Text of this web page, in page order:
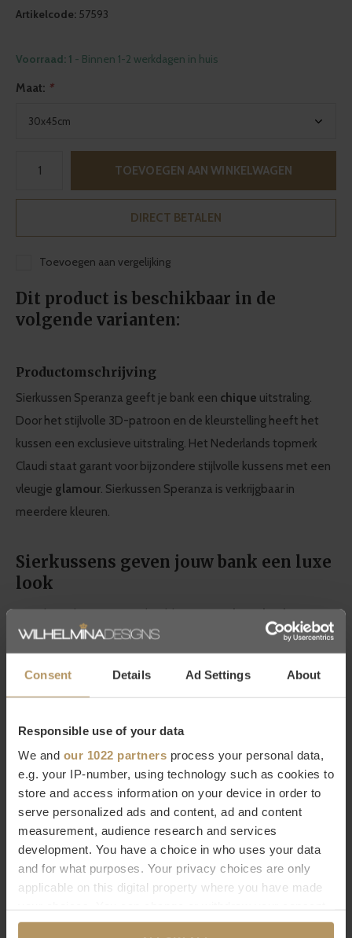
Consent Details Ad Settings About
Responsible use of your data
We and our 1022 partners process your personal data,
e.g. your IP-number, using technology such as cookies to
store and access information on your device in order to
serve personalized ads and content, ad and content
measurement, audience research and services
development. You have a choice in who uses your data
and for what purposes. Your privacy choices are only
applicable on this digital property where you have made
any time from the Cookie Declaration or by clicking on
Artikelcode: 57593
Voorraad: 1 - Binnen 1-2 werkdagen in huis
Maat: *
TOEVOEGEN AAN WINKELWAGEN
DIRECT BETALEN
Toevoegen aan vergelijking
Dit product is beschikbaar in de
volgende varianten:
Productomschrijving
Sierkussen Speranza geeft je bank een chique uitstraling.
Door het stijlvolle 3D-patroon en de kleurstelling heeft het
kussen een exclusieve uitstraling. Het Nederlands topmerk
Claudi staat garant voor bijzondere stijlvolle kussens met een
vleugje glamour. Sierkussen Speranza is verkrijgbaar in
meerdere kleuren.
Sierkussens geven jouw bank een luxe
look
Met de sierkussens van Claudi kun jejouw basic bank een
luxe look geven. Je kunt eindeloos combineren en de bank
wit- en pasteltinten in het voorjaar en warme brons- en
Meer informatie over Claudi kussens?
Wil je meer informatie over dit product? Neem dan contact op
met onzeklantenservice.Direct bestellen kan natuurlijk ook,
het duurt slechts 2 minuten.Ben je niet helemaal tevreden
met je aankoop? Bij WDS krijg je 30dagen bedenktijd.
Specificaties
Merk
Claudi